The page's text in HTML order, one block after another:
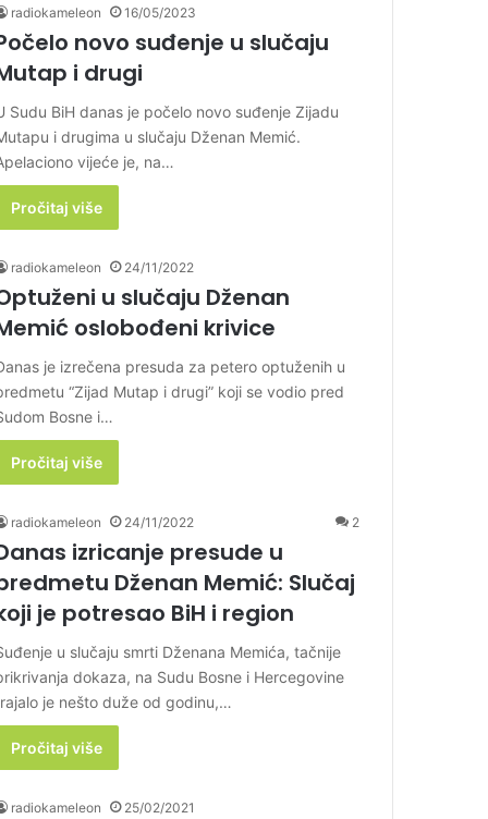
radiokameleon 16/05/2023
novo suđenje u slučaju
i drugi
Sudu BiH danas je počelo novo suđenje Zijadu
i drugima u slučaju Dženan Memić.
vijeće je, na…
Pročitaj više
radiokameleon 24/11/2022
u slučaju Dženan
oslobođeni krivice
je izrečena presuda za petero optuženih u
“Zijad Mutap i drugi” koji se vodio pred
Bosne i…
Pročitaj više
radiokameleon 24/11/2022 2
izricanje presude u
Dženan Memić: Slučaj
je potresao BiH i region
u slučaju smrti Dženana Memića, tačnije
dokaza, na Sudu Bosne i Hercegovine
je nešto duže od godinu,…
Pročitaj više
radiokameleon 25/02/2021